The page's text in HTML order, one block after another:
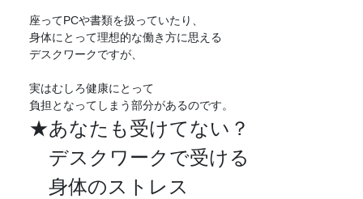
座ってPCや書類を扱っていたり、
身体にとって理想的な働き方に思える
デスクワークですが、
実はむしろ健康にとって
負担となってしまう部分があるのです。
★あなたも受けてない？
デスクワークで受ける
身体のストレス